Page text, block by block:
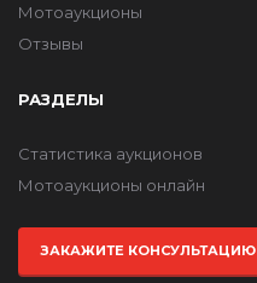
Мотоаукционы
Отзывы
РАЗДЕЛЫ
Статистика аукционов
Мотоаукционы онлайн
ЗАКАЖИТЕ КОНСУЛЬТАЦИЮ